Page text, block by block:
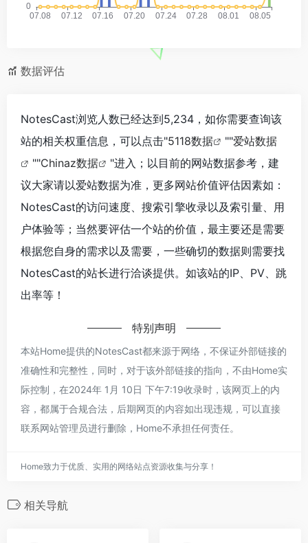
数据评估
NotesCast浏览人数已经达到5,234，如你需要查询该
站的相关权重信息，可以点击"5118数据 ""爱站数据
""Chinaz数据
"进入；以目前的网站数据参考，建
议大家请以爱站数据为准，更多网站价值评估因素如：
NotesCast的访问速度、搜索引擎收录以及索引量、用
户体验等；当然要评估一个站的价值，最主要还是需要
根据您自身的需求以及需要，一些确切的数据则需要找
NotesCast的站长进行洽谈提供。如该站的IP、PV、跳
出率等！
特别声明
本站Home提供的NotesCast都来源于网络，不保证外部链接的
准确性和完整性，同时，对于该外部链接的指向，不由Home实
际控制，在2024年 1月 10日 下午7:19收录时，该网页上的内
容，都属于合规合法，后期网页的内容如出现违规，可以直接
联系网站管理员进行删除，Home不承担任何责任。
Home致力于优质、实用的网络站点资源收集与分享！
相关导航